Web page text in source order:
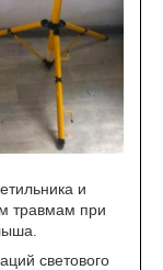
и
травмам при
светового